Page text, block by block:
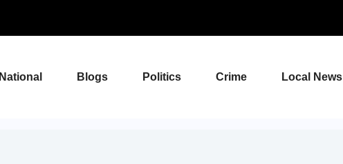
National Blogs Politics Crime Local News